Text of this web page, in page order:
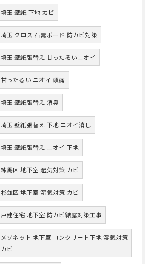
埼玉 壁紙 下地 カビ
埼玉 クロス 石膏ボード 防カビ対策
埼玉 壁紙張替え 甘ったるいニオイ
甘ったるい ニオイ 頭痛
埼玉 壁紙張替え 消臭
埼玉 壁紙張替え 下地 ニオイ消し
埼玉 壁紙張替え ニオイ 下地
練馬区 地下室 湿気対策 カビ
杉並区 地下室 湿気対策 カビ
戸建住宅 地下室 防カビ結露対策工事
メゾネット 地下室 コンクリート下地 湿気対策
カビ